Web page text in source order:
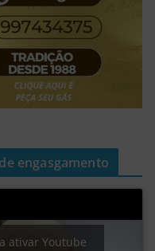
engasgamento
ativar Youtube